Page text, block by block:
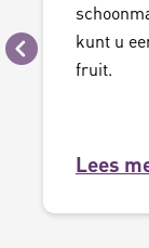
Vorige
kunt u
fruit.
Lees